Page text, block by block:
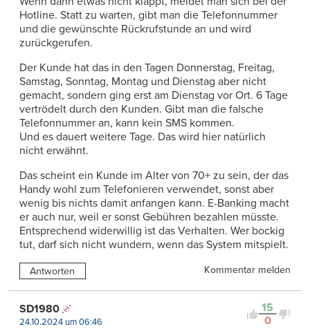
Hotline. Statt zu warten, gibt man die Telefonnummer
und die gewünschte Rückrufstunde an und wird
zurückgerufen.
Der Kunde hat das in den Tagen Donnerstag, Freitag,
Samstag, Sonntag, Montag und Dienstag aber nicht
gemacht, sondern ging erst am Dienstag vor Ort. 6 Tage
vertrödelt durch den Kunden. Gibt man die falsche
Telefonnummer an, kann kein SMS kommen.
Und es dauert weitere Tage. Das wird hier natürlich
nicht erwähnt.
Das scheint ein Kunde im Alter von 70+ zu sein, der das
Handy wohl zum Telefonieren verwendet, sonst aber
wenig bis nichts damit anfangen kann. E-Banking macht
er auch nur, weil er sonst Gebühren bezahlen müsste.
Entsprechend widerwillig ist das Verhalten. Wer bockig
tut, darf sich nicht wundern, wenn das System mitspielt.
Antworten Kommentar melden
15
0
SD1980
24.10.2024 um 06:46